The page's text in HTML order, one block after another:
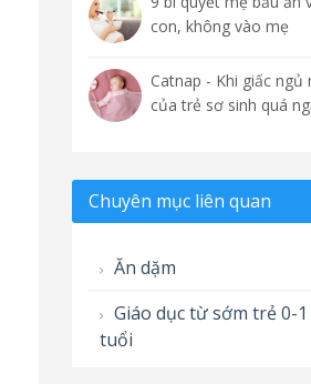
con, không vào mẹ
Catnap - Khi giấc ngủ
của trẻ sơ sinh quá
Chuyên mục liên quan
Ăn dặm
Giáo dục từ sớm trẻ 0-1
tuổi